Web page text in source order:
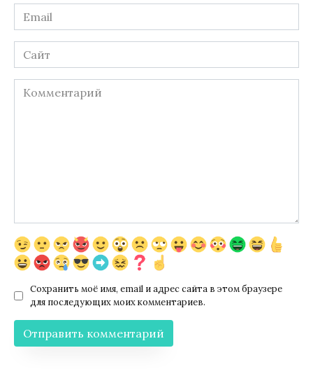
Email
*
Сайт
Комментарий
Сохранить моё имя, email и адрес сайта в этом браузере
для последующих моих комментариев.